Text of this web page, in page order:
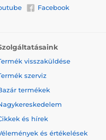
Facebook
visszaküldése
szerviz
termékek
és hírek
és értékelések